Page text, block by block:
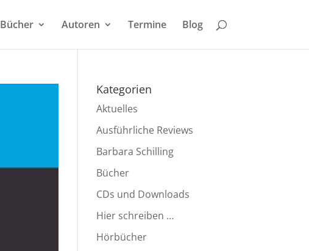
Bücher Autoren Termine Blog
Kategorien
Aktuelles
Ausführliche Reviews
Barbara Schilling
Bücher
CDs und Downloads
Hier schreiben …
Hörbücher